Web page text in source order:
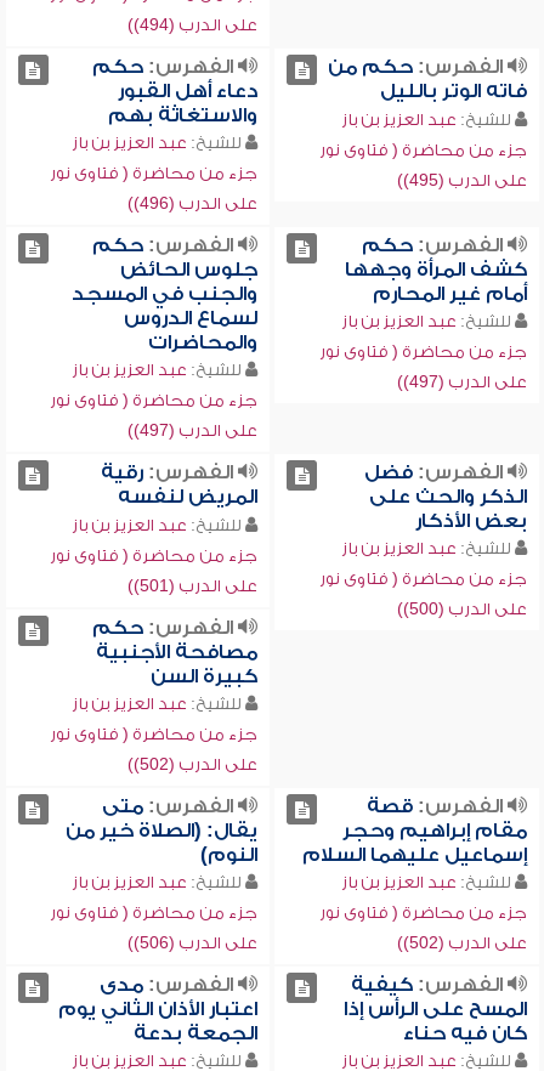
على الدرب (494))
الفهرس:حكم من
فاته الوتر بالليل
للشيخ: عبد العزيز بن باز
جزء من محاضرة ( فتاوى نور
على الدرب (495))
الفهرس:حكم
دعاء أهل القبور
والاستغاثة بهم
للشيخ: عبد العزيز بن باز
جزء من محاضرة ( فتاوى نور
على الدرب (496))
الفهرس:حكم
كشف المرأة وجهها
أمام غير المحارم
للشيخ: عبد العزيز بن باز
جزء من محاضرة ( فتاوى نور
على الدرب (497))
الفهرس:حكم
جلوس الحائض
والجنب في المسجد
لسماع الدروس
والمحاضرات
للشيخ: عبد العزيز بن باز
جزء من محاضرة ( فتاوى نور
على الدرب (497))
الفهرس:فضل
الذكر والحث على
بعض الأذكار
للشيخ: عبد العزيز بن باز
جزء من محاضرة ( فتاوى نور
على الدرب (500))
الفهرس:رقية
المريض لنفسه
للشيخ: عبد العزيز بن باز
جزء من محاضرة ( فتاوى نور
على الدرب (501))
الفهرس:حكم
مصافحة الأجنبية
كبيرة السن
للشيخ: عبد العزيز بن باز
جزء من محاضرة ( فتاوى نور
على الدرب (502))
الفهرس:قصة
مقام إبراهيم وحجر
إسماعيل عليهما السلام
للشيخ: عبد العزيز بن باز
جزء من محاضرة ( فتاوى نور
على الدرب (502))
الفهرس:متى
يقال: (الصلاة خير من
النوم)
للشيخ: عبد العزيز بن باز
جزء من محاضرة ( فتاوى نور
على الدرب (506))
الفهرس:كيفية
المسح على الرأس إذا
كان فيه حناء
للشيخ: عبد العزيز بن باز
الفهرس:مدى
اعتبار الأذان الثاني يوم
الجمعة بدعة
للشيخ: عبد العزيز بن باز